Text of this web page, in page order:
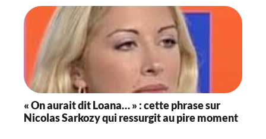
« On aurait dit Loana… » : cette phrase sur
Nicolas Sarkozy qui ressurgit au pire moment